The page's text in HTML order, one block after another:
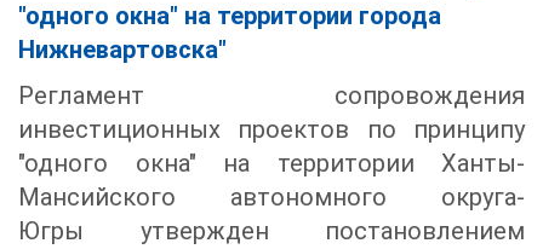
"одного окна" на территории города
Нижневартовска"
Регламент сопровождения
инвестиционных проектов по принципу
"одного окна" на территории Ханты-
Мансийского автономного округа-
Югры утвержден постановлением